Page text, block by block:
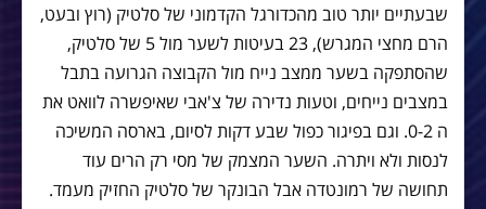
שבעתיים יותר טוב מהכדורגל הקדמוני של סלטיק (רוץ ובעט,
הרם מחצי המגרש), 23 בעיטות לשער מול 5 של סלטיק,
שהסתפקה בשער ממצב נייח מול הקבוצה הגרועה בתבל
במצבים נייחים, וטעות נדירה של צ'אבי שאיפשרה לוואט את
ה 0-2. וגם בפיגור כפול שבע דקות לסיום, בארסה המשיכה
לנסות ולא ויתרה. השער המצמק של מסי רק הרים עוד
תחושה של רמונטדה אבל הבונקר של סלטיק החזיק מעמד.